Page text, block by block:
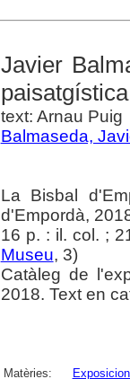
Javier
paisatgística
text: Arnau Puig
Balmaseda,
La Bisbal
d'Empordà,
16 p. : il. col. ;
Museu, 3)
Catàleg de
2018. Text en
Matèries: